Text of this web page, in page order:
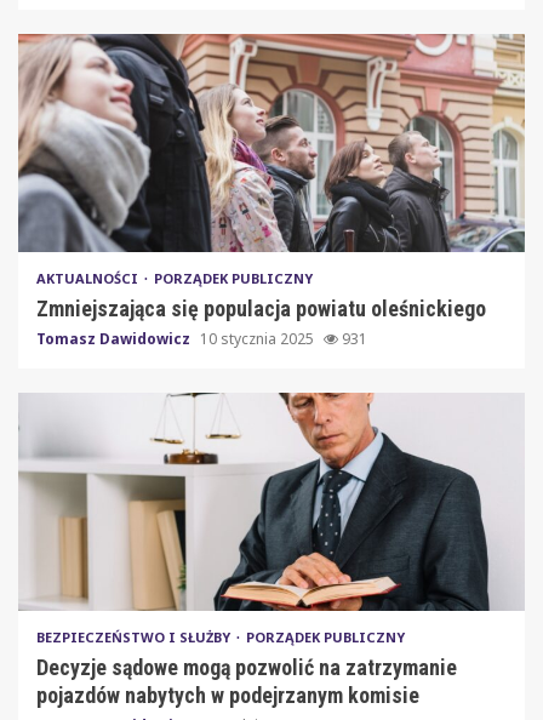
AKTUALNOŚCI PORZĄDEK PUBLICZNY
Zmniejszająca się populacja powiatu oleśnickiego
Tomasz Dawidowicz 10 stycznia 2025 931
BEZPIECZEŃSTWO I SŁUŻBY PORZĄDEK PUBLICZNY
Decyzje sądowe mogą pozwolić na zatrzymanie
pojazdów nabytych w podejrzanym komisie